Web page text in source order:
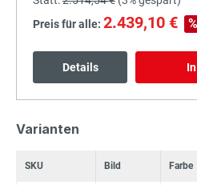
Preis für alle: 2.439,10 € %
Details
Varianten
SKU Bild Farbe